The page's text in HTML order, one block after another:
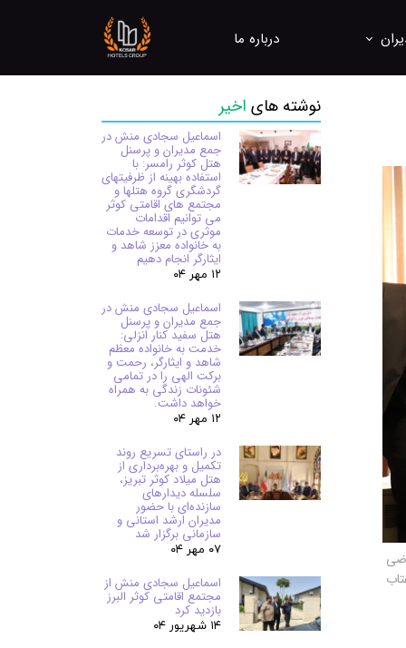
برداری، هتلداری و کنترل کیفیت
ها و مراکز اقامتی
درباره ما
اعتاب
نوشته های اخیر
اسماعیل سجادی منش در
جمع مدیران و پرسنل
هتل کوثر رامسر: با
استفاده بهینه از ظرفیتهای
گردشگری گروه هتلها و
مجتمع های اقامتی کوثر
می توانیم اقدامات
موثری در توسعه خدمات
به خانواده معزز شاهد و
ایثارگر انجام دهیم
۱۲ مهر ۰۴
اسماعیل سجادی منش در
جمع مدیران و پرسنل
هتل سفید کنار انزلی:
خدمت به خانواده معظم
شاهد و ایثارگر، رحمت و
برکت الهی را در تمامی
شئونات زندگی به همراه
خواهد داشت.
۱۲ مهر ۰۴
در راستای تسریع روند
تکمیل و بهره‌برداری از
هتل میلاد کوثر تبریز،
سلسله دیدارهای
سازنده‌ای با حضور
مدیران ارشد استانی و
سازمانی برگزار شد
۰۷ مهر ۰۴
اسماعیل سجادی منش از
مجتمع اقامتی کوثر البرز
بازدید کرد
۱۴ شهریور ۰۴